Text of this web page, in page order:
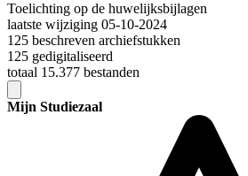
Toelichting op de huwelijksbijlagen
laatste wijziging 05-10-2024
125 beschreven archiefstukken
125 gedigitaliseerd
totaal 15.377 bestanden
Mijn Studiezaal